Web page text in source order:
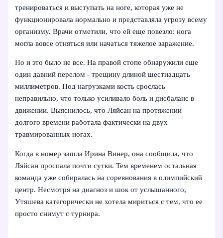
тренироваться и выступать на ноге, которая уже не
функционировала нормально и представляла угрозу всему
организму. Врачи отметили, что ей еще повезло: нога
могла вовсе отняться или начаться тяжелое заражение.
Но и это было не все. На правой стопе обнаружили еще
один давний перелом - трещину длиной шестнадцать
миллиметров. Под нагрузками кость срослась
неправильно, что только усиливало боль и дисбаланс в
движении. Выяснилось, что Ляйсан на протяжении
долгого времени работала фактически на двух
травмированных ногах.
Когда в номер зашла Ирина Винер, она сообщила, что
Ляйсан проспала почти сутки. Тем временем остальная
команда уже собиралась на соревнования в олимпийский
центр. Несмотря на диагноз и шок от услышанного,
Утяшева категорически не хотела мириться с тем, что ее
просто снимут с турнира.